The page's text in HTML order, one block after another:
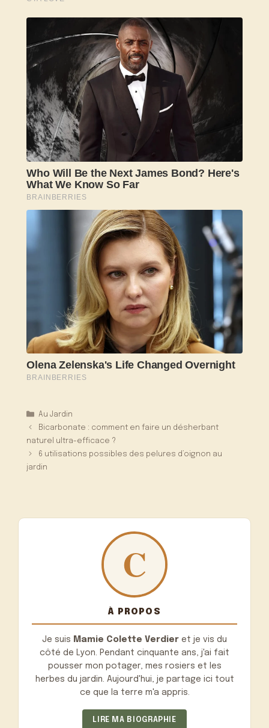
Catégories
Au Jardin
Bicarbonate : comment en faire un désherbant
naturel ultra-efficace ?
6 utilisations possibles des pelures d’oignon au
jardin
À PROPOS
Je suis Mamie Colette Verdier et je vis du
côté de Lyon. Pendant cinquante ans, j'ai fait
pousser mon potager, mes rosiers et les
herbes du jardin. Aujourd'hui, je partage ici tout
ce que la terre m'a appris.
LIRE MA BIOGRAPHIE